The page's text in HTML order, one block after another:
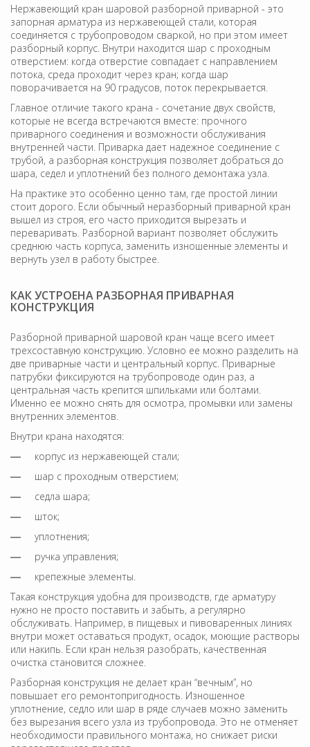
Нержавеющий кран шаровой разборной приварной - это
запорная арматура из нержавеющей стали, которая
соединяется с трубопроводом сваркой, но при этом имеет
разборный корпус. Внутри находится шар с проходным
отверстием: когда отверстие совпадает с направлением
потока, среда проходит через кран; когда шар
поворачивается на 90 градусов, поток перекрывается.
Главное отличие такого крана - сочетание двух свойств,
которые не всегда встречаются вместе: прочного
приварного соединения и возможности обслуживания
внутренней части. Приварка дает надежное соединение с
трубой, а разборная конструкция позволяет добраться до
шара, седел и уплотнений без полного демонтажа узла.
На практике это особенно ценно там, где простой линии
стоит дорого. Если обычный неразборный приварной кран
вышел из строя, его часто приходится вырезать и
переваривать. Разборной вариант позволяет обслужить
среднюю часть корпуса, заменить изношенные элементы и
вернуть узел в работу быстрее.
КАК УСТРОЕНА РАЗБОРНАЯ ПРИВАРНАЯ
КОНСТРУКЦИЯ
Разборной приварной шаровой кран чаще всего имеет
трехсоставную конструкцию. Условно ее можно разделить на
две приварные части и центральный корпус. Приварные
патрубки фиксируются на трубопроводе один раз, а
центральная часть крепится шпильками или болтами.
Именно ее можно снять для осмотра, промывки или замены
внутренних элементов.
Внутри крана находятся:
корпус из нержавеющей стали;
шар с проходным отверстием;
седла шара;
шток;
уплотнения;
ручка управления;
крепежные элементы.
Такая конструкция удобна для производств, где арматуру
нужно не просто поставить и забыть, а регулярно
обслуживать. Например, в пищевых и пивоваренных линиях
внутри может оставаться продукт, осадок, моющие растворы
или накипь. Если кран нельзя разобрать, качественная
очистка становится сложнее.
Разборная конструкция не делает кран “вечным”, но
повышает его ремонтопригодность. Изношенное
уплотнение, седло или шар в ряде случаев можно заменить
без вырезания всего узла из трубопровода. Это не отменяет
необходимости правильного монтажа, но снижает риски